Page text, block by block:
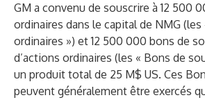
GM a convenu de souscrire à 12 500
ordinaires dans le capital de NMG (les
ordinaires ») et 12 500 000 bons de
d’actions ordinaires (les « Bons de
un produit total de 25 M$ US. Ces
peuvent généralement être exercés